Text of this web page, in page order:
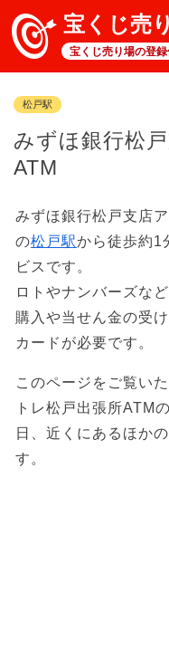
宝くじ売
宝くじ売り場の登
松戸駅
みずほ銀行松
ATM
みずほ銀行松戸支店
の松戸駅から徒歩約1
ビスです。
ロトやナンバーズな
購入や当せん金の受
カードが必要です。
このページをご覧い
トレ松戸出張所ATM
日、近くにあるほか
す。